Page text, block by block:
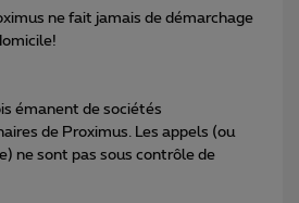
ne fait jamais de démarchage
émanent de sociétés
de Proximus. Les appels (ou
ne sont pas sous contrôle de